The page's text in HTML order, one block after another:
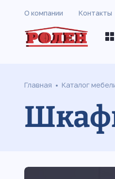
О компании Контакты
Главная Каталог